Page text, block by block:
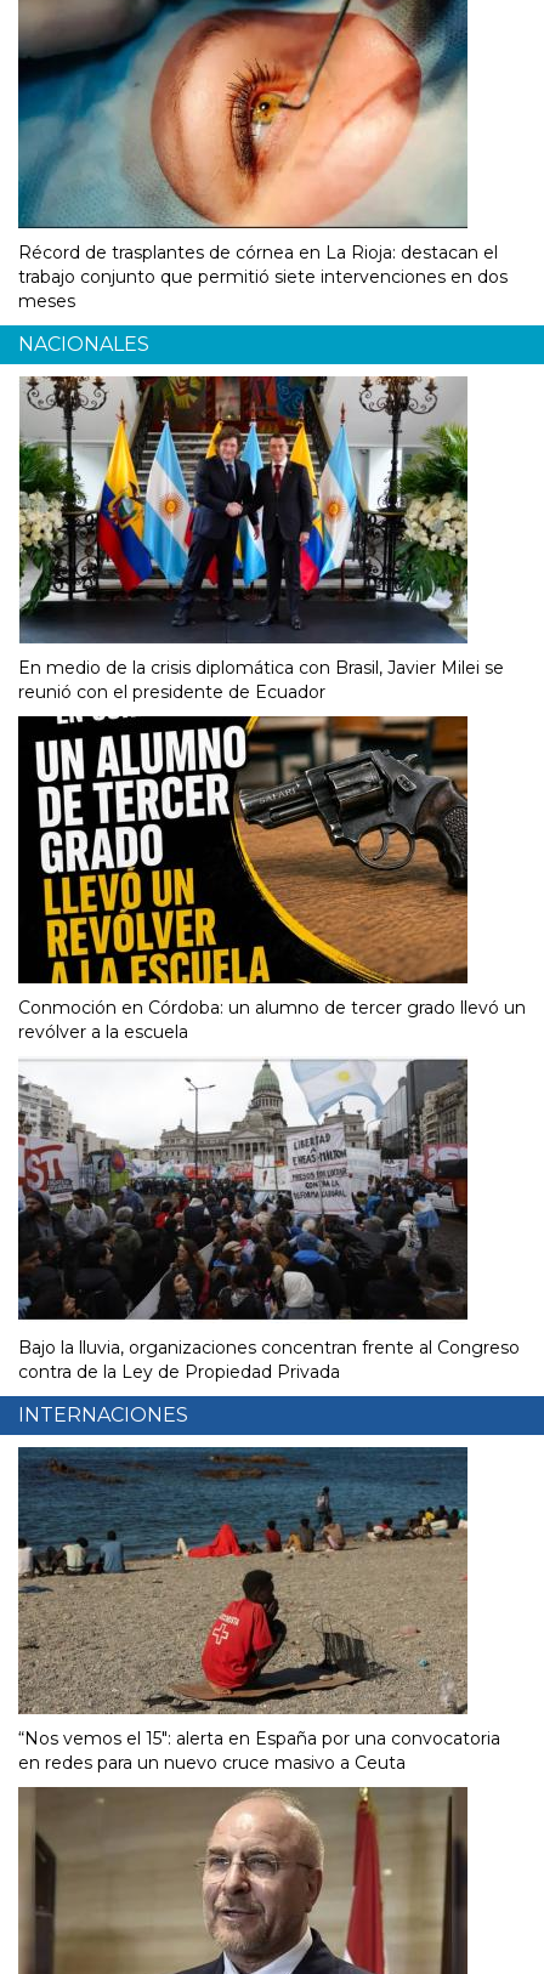
Récord de trasplantes de córnea en La Rioja: destacan el
trabajo conjunto que permitió siete intervenciones en dos
meses
NACIONALES
En medio de la crisis diplomática con Brasil, Javier Milei se
reunió con el presidente de Ecuador
Conmoción en Córdoba: un alumno de tercer grado llevó un
revólver a la escuela
Bajo la lluvia, organizaciones concentran frente al Congreso
contra de la Ley de Propiedad Privada
INTERNACIONES
“Nos vemos el 15″: alerta en España por una convocatoria
en redes para un nuevo cruce masivo a Ceuta